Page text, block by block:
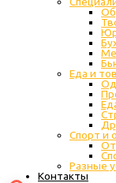
Еда и
Спорт и
Разные
Контакты